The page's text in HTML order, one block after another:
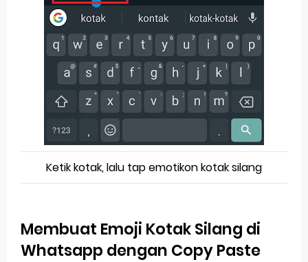
Ketik kotak, lalu tap emotikon kotak silang
Membuat Emoji Kotak Silang di
Whatsapp dengan Copy Paste